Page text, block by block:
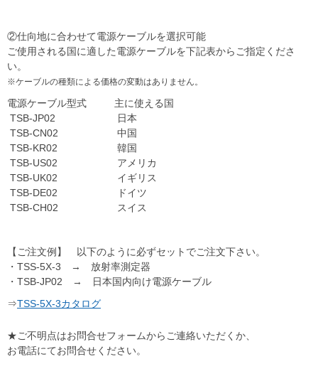
②仕向地に合わせて電源ケーブルを選択可能
ご使用される国に適した電源ケーブルを下記表からご指定くださ
い。
※ケーブルの種類による価格の変動はありません。
電源ケーブル型式
主に使える国
TSB-JP02
日本
TSB-CN02
中国
TSB-KR02
韓国
TSB-US02
アメリカ
TSB-UK02
イギリス
TSB-DE02
ドイツ
TSB-CH02
スイス
【ご注文例】 以下のように必ずセットでご注文下さい。
・TSS-5X-3 → 放射率測定器
・TSB-JP02 → 日本国内向け電源ケーブル
⇒TSS-5X-3カタログ
★ご不明点はお問合せフォームからご連絡いただくか、
お電話にてお問合せください。